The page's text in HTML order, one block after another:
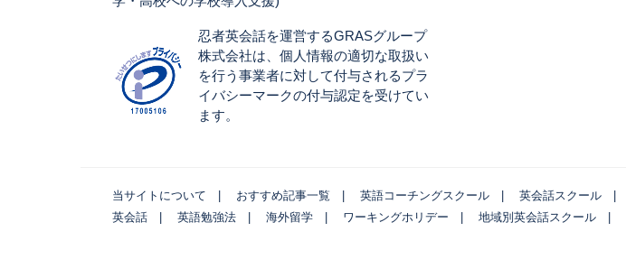
忍者英会話を運営するGRASグループ
株式会社は、個人情報の適切な取扱い
を行う事業者に対して付与されるプラ
イバシーマークの付与認定を受けてい
ます。
当サイトについて おすすめ記事一覧 英語コーチングスクール 英会話スクール
英会話
英語勉強法 海外留学 ワーキングホリデー 地域別英会話スクール